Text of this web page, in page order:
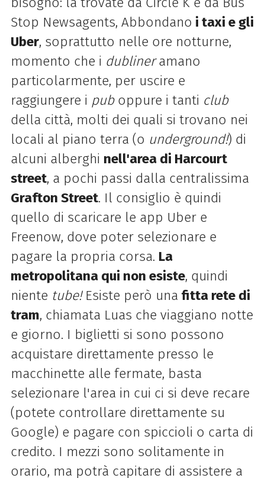
Stop Newsagents, Abbondano i taxi e gli
Uber, soprattutto nelle ore notturne,
momento che i dublineramano
particolarmente, per uscire e
raggiungere i pub oppure i tanti club
della città, molti dei quali si trovano nei
locali al piano terra (o underground!) di
alcuni alberghi nell'area di Harcourt
street, a pochi passi dalla centralissima
Grafton Street. Il consiglio è quindi
quello di scaricare le app Uber e
Freenow, dove poter selezionare e
pagare la propria corsa. La
metropolitana qui non esiste, quindi
niente tube! Esiste però una fitta rete di
tram, chiamata Luas che viaggiano notte
e giorno. I biglietti si sono possono
acquistare direttamente presso le
macchinette alle fermate, basta
selezionare l'area in cui ci si deve recare
(potete controllare direttamente su
Google) e pagare con spiccioli o carta di
credito. I mezzi sono solitamente in
orario, ma potrà capitare di assistere a